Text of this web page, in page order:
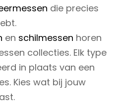
die precies
en schilmessen horen
collecties. Elk type
in plaats van een
Kies wat bij jouw